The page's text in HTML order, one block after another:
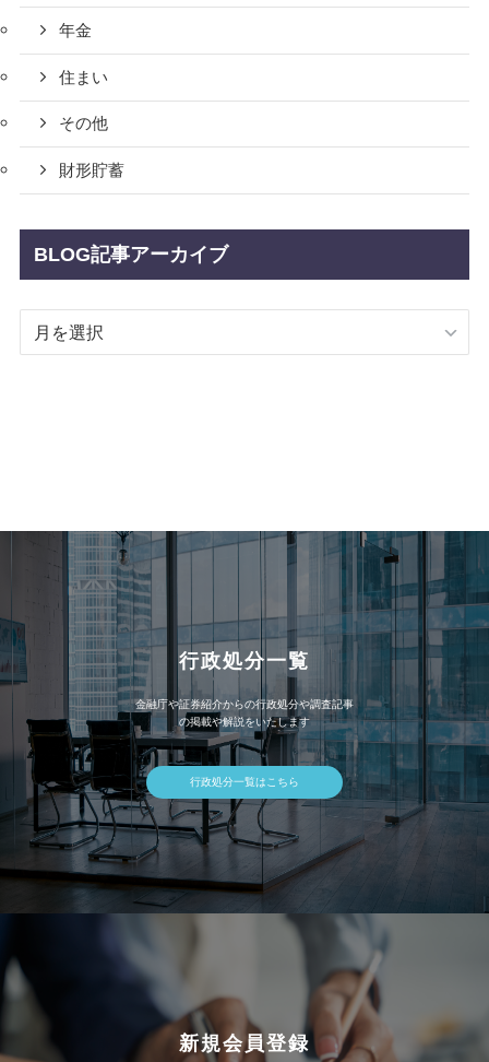
年金
住まい
その他
財形貯蓄
BLOG記事アーカイブ
BLOG
行政処分一覧
金融庁や証券紹介からの行政処分や調査記事
の掲載や解説をいたします
行政処分一覧はこちら
新規会員登録